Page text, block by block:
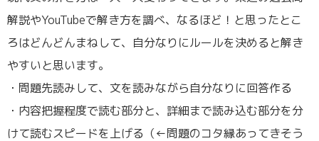
解説やYouTubeで解き方を調べ、なるほど！と思ったとこ
ろはどんどんまねして、自分なりにルールを決めると解き
やすいと思います。
・問題先読みして、文を読みながら自分なりに回答作る
・内容把握程度で読む部分と、詳細まで読み込む部分を分
けて読むスピードを上げる（←問題のコタ縁あってきそう